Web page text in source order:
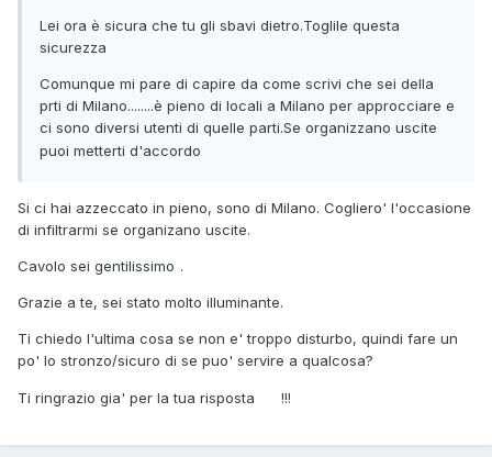
Lei ora è sicura che tu gli sbavi dietro.Toglile questa
sicurezza
Comunque mi pare di capire da come scrivi che sei della
prti di Milano........è pieno di locali a Milano per approcciare e
ci sono diversi utenti di quelle parti.Se organizzano uscite
puoi metterti d'accordo
Si ci hai azzeccato in pieno, sono di Milano. Cogliero' l'occasione
di infiltrarmi se organizano uscite.
Cavolo sei gentilissimo .
Grazie a te, sei stato molto illuminante.
Ti chiedo l'ultima cosa se non e' troppo disturbo, quindi fare un
po' lo stronzo/sicuro di se puo' servire a qualcosa?
Ti ringrazio gia' per la tua risposta !!!